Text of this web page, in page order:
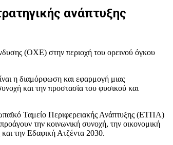
ανάπτυξης
(ΟΧΕ) στην περιοχή του ορεινού όγκου
η διαμόρφωση και εφαρμογή μιας
και την προστασία του φυσικού και
Ταμείο Περιφερειακής Ανάπτυξης (ΕΤΠΑ)
την κοινωνική συνοχή, την οικονομική
την Εδαφική Ατζέντα 2030.